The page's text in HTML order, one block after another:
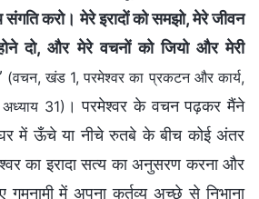
करो। मेरे इरादों को समझो, मेरे जीवन
दो, और मेरे वचनों को जियो और मेरी
(वचन, खंड 1, परमेश्वर का प्रकटन और कार्य,
31) । परमेश्वर के वचन पढ़कर मैंने
में ऊँचे या नीचे रुतबे के बीच कोई अंतर
का इरादा सत्य का अनुसरण करना और
में अपना कर्तव्य अच्छे से निभाना